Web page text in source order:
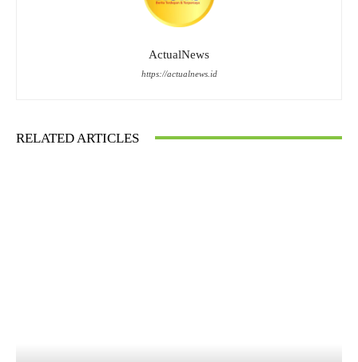
ActualNews
https://actualnews.id
RELATED ARTICLES